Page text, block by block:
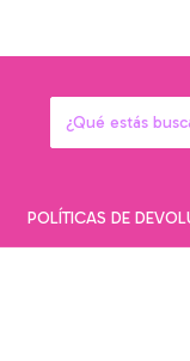
POLÍTICAS DE